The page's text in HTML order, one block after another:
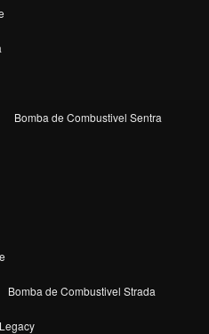
Bomba de Combustivel Sentra
Bomba de Combustivel Strada